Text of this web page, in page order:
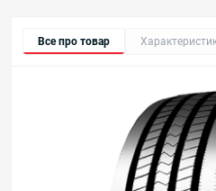
Все про товар